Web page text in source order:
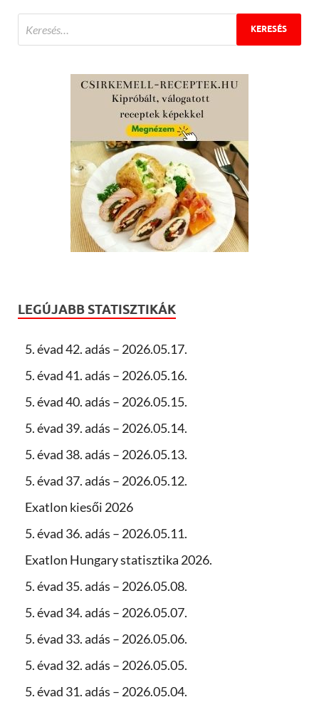
LEGÚJABB STATISZTIKÁK
5. évad 42. adás – 2026.05.17.
5. évad 41. adás – 2026.05.16.
5. évad 40. adás – 2026.05.15.
5. évad 39. adás – 2026.05.14.
5. évad 38. adás – 2026.05.13.
5. évad 37. adás – 2026.05.12.
Exatlon kiesői 2026
5. évad 36. adás – 2026.05.11.
Exatlon Hungary statisztika 2026.
5. évad 35. adás – 2026.05.08.
5. évad 34. adás – 2026.05.07.
5. évad 33. adás – 2026.05.06.
5. évad 32. adás – 2026.05.05.
5. évad 31. adás – 2026.05.04.